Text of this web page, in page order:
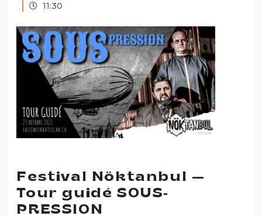
11:30
Festival Nöktanbul —
Tour guidé SOUS-
PRESSION